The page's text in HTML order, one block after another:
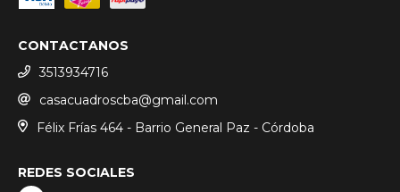
CONTACTANOS
3513934716
casacuadroscba@gmail.com
Félix Frías 464 - Barrio General Paz - Córdoba
REDES SOCIALES